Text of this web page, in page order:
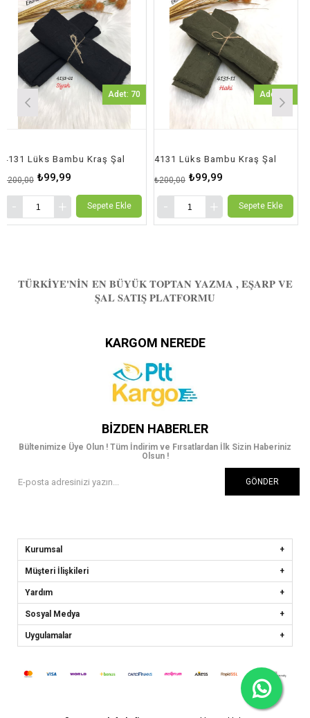
Bambu Kraş Şal
₺99,99
Adet: 70
Sepete Ekle
4131 Lüks Bambu Kraş Şal
₺99,99
Adet: 51
Sepete Ekle
4131
TÜRKIYE'NIN EN BÜYÜK TOPTAN YAZMA , EŞARP VE
ŞAL SATIŞ PLATFORMU
KARGOM NEREDE
BIZDEN HABERLER
Bültenimize Üye Olun ! Tüm İndirim ve Fırsatlardan İlk Sizin Haberiniz
Olsun !
GÖNDER
Kurumsal
Müşteri İlişkileri
Yardım
Sosyal Medya
Uygulamalar